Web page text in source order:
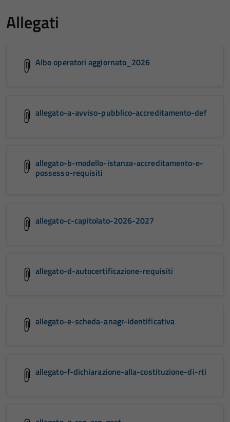
Allegati
Albo operatori aggiornato_2026
allegato-a-avviso-pubblico-accreditamento-def
allegato-b-modello-istanza-accreditamento-e-
possesso-requisiti
allegato-c-capitolato-2026-2027
allegato-d-autocertificazione-requisiti
allegato-e-scheda-anagr-identificativa
allegato-f-dichiarazione-alla-costituzione-di-rti